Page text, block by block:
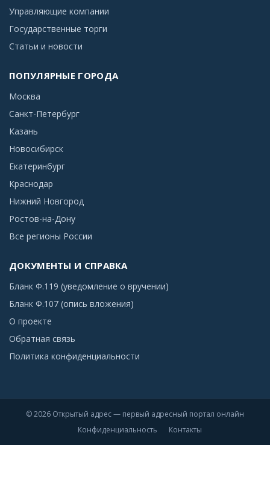
Управляющие компании
Государственные торги
Статьи и новости
ПОПУЛЯРНЫЕ ГОРОДА
Москва
Санкт-Петербург
Казань
Новосибирск
Екатеринбург
Краснодар
Нижний Новгород
Ростов-на-Дону
Все регионы России
ДОКУМЕНТЫ И СПРАВКА
Бланк Ф.119 (уведомление о вручении)
Бланк Ф.107 (опись вложения)
О проекте
Обратная связь
Политика конфиденциальности
© 2026 Открытый адрес — первый адресный портал онлайн
Конфиденциальность
Контакты